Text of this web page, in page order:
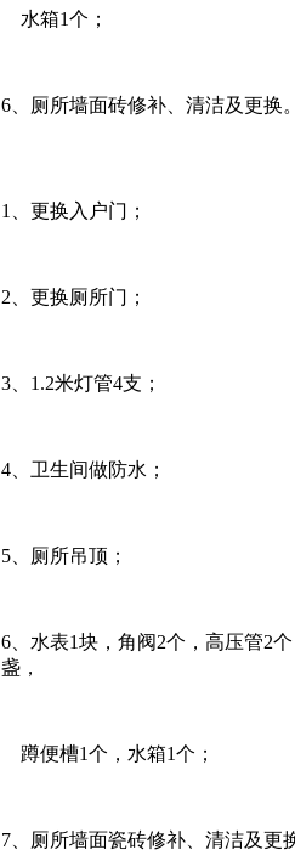
水箱1个；
6 、厕所墙面砖修补、清洁及更换
1 、更换入户门；
2 、更换厕所门；
3 1.2米灯管4支；
4 、卫生间做防水；
5 、厕所吊顶；
6 、水表1块，角阀2个，高压管2
盏，
蹲便槽1个，水箱1个；
7 、厕所墙面瓷砖修补、清洁及更